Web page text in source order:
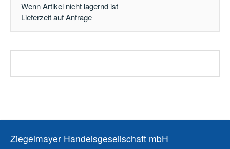
Wenn Artikel nicht lagernd ist
Lieferzeit auf Anfrage
Ziegelmayer Handelsgesellschaft mbH